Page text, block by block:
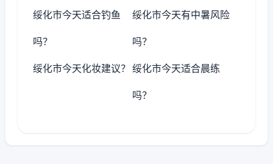
绥化市今天适合钓鱼
吗？
绥化市今天有中暑风险
吗？
绥化市今天化妆建议？ 绥化市今天适合晨练
吗？